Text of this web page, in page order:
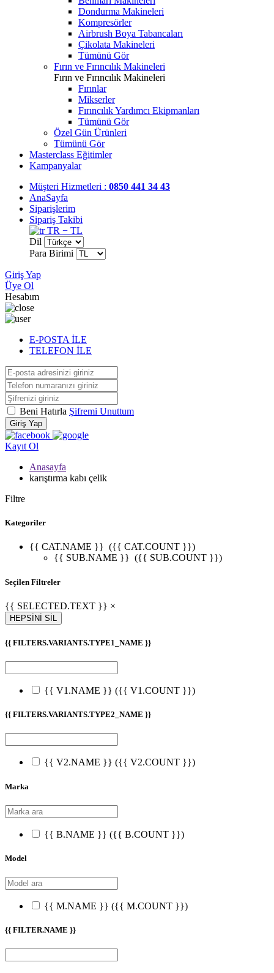
Dondurma Makineleri
Kompresörler
Airbrush Boya Tabancaları
Çikolata Makineleri
Tümünü Gör
Fırın ve Fırıncılık Makineleri
Fırın ve Fırıncılık Makineleri
Fırınlar
Mikserler
Fırıncılık Yardımcı Ekipmanları
Tümünü Gör
Özel Gün Ürünleri
Tümünü Gör
Masterclass Eğitimler
Kampanyalar
Müşteri Hizmetleri : 0850 441 34 43
AnaSayfa
Siparişlerim
Sipariş Takibi
TR − TL
Dil
Para Birimi
Giriş Yap
Üye Ol
Hesabım
E-POSTA İLE
TELEFON İLE
Beni Hatırla Şifremi Unuttum
Giriş Yap
Kayıt Ol
Anasayfa
karıştırma kabı çelik
Filtre
Kategoriler
{{ CAT.NAME }} ({{ CAT.COUNT }})
{{ SUB.NAME }} ({{ SUB.COUNT }})
Seçilen Filtreler
{{ SELECTED.TEXT }} ×
HEPSİNİ SİL
{{ FILTERS.VARIANTS.TYPE1_NAME }}
{{ V1.NAME }} ({{ V1.COUNT }})
{{ FILTERS.VARIANTS.TYPE2_NAME }}
{{ V2.NAME }} ({{ V2.COUNT }})
Marka
{{ B.NAME }} ({{ B.COUNT }})
Model
{{ M.NAME }} ({{ M.COUNT }})
{{ FILTER.NAME }}